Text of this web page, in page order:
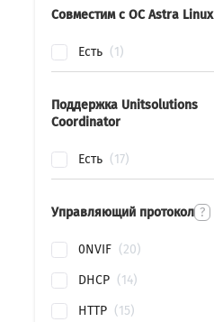
Совместим с ОС Astra Linux
Есть 1
Поддержка Unitsolutions
Coordinator
Есть 17
Управляющий протокол ?
0NVIF
20
DHCP
14
HTTP
15